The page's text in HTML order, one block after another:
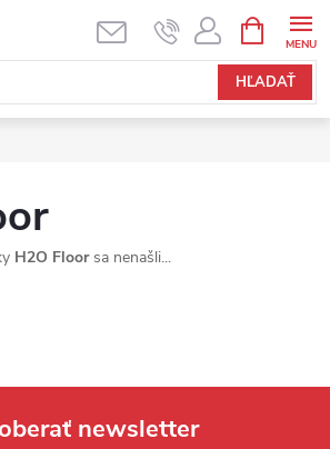
HĽADAŤ
H2O Floorsa nenašli...
newsletter